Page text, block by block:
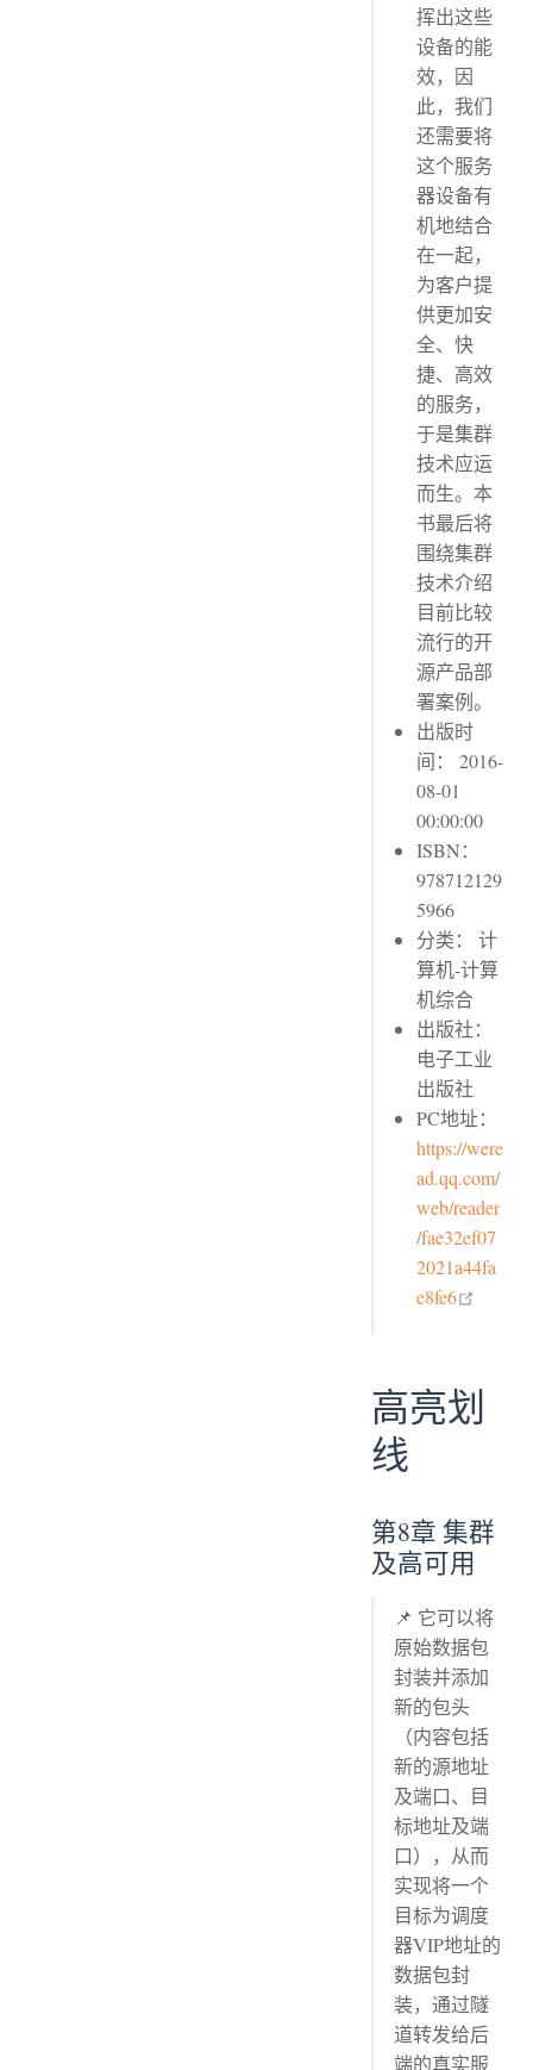
挥出这些
设备的能
效，因
此，我们
还需要将
这个服务
器设备有
机地结合
在一起，
为客户提
供更加安
全、快
捷、高效
的服务，
于是集群
技术应运
而生。本
书最后将
围绕集群
技术介绍
目前比较
流行的开
源产品部
署案例。
出版时
间： 2016-
08-01
00:00:00
ISBN：
978712129
5966
分类： 计
算机-计算
机综合
出版社：
电子工业
出版社
PC地址：
https://were
ad.qq.com/
web/reader
/fae32ef07
2021a44fa
e8fe6
高亮划
线
第8章 集群
及高可用
📌 它可以将
原始数据包
封装并添加
新的包头
（内容包括
新的源地址
及端口、目
标地址及端
口），从而
实现将一个
目标为调度
器VIP地址的
数据包封
装，通过隧
道转发给后
端的真实服